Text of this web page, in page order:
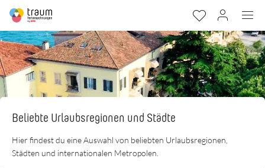
Beliebte Urlaubsregionen und Städte
Hier findest du eine Auswahl von beliebten Urlaubsregionen,
Städten und internationalen Metropolen.